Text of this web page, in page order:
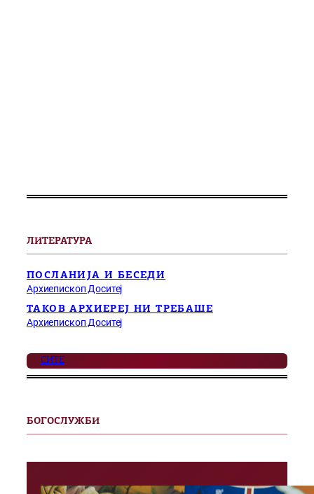
ЛИТЕРАТУРА
ПОСЛАНИЈА И БЕСЕДИ
Архиепископ Доситеј
ТАКОВ АРХИЕРЕЈ НИ ТРЕБАШЕ
Архиепископ Доситеј
СИТЕ
БОГОСЛУЖБИ